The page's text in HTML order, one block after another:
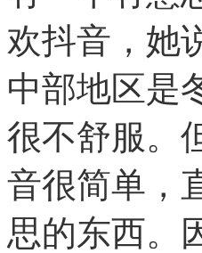
欢抖音，她
中部地区是
很不舒服。
音很简单，
思的东西。